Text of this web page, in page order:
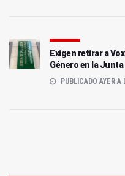
Exigen retirar a
Género en la Junta
PUBLICADO AYER A